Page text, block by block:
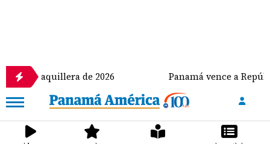
de 2026 Panamá vence a República